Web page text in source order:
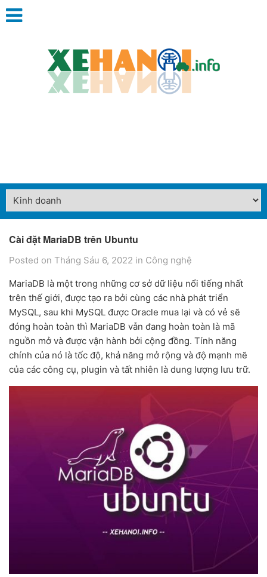
Cài đặt MariaDB trên Ubuntu
Posted on Tháng Sáu 6, 2022 in Công nghệ
MariaDB là một trong những cơ sở dữ liệu nổi tiếng nhất
trên thế giới, được tạo ra bởi cùng các nhà phát triển
MySQL, sau khi MySQL được Oracle mua lại và có vẻ sẽ
đóng hoàn toàn thì MariaDB vẫn đang hoàn toàn là mã
nguồn mở và được vận hành bởi cộng đồng. Tính năng
chính của nó là tốc độ, khả năng mở rộng và độ mạnh mẽ
của các công cụ, plugin và tất nhiên là dung lượng lưu trữ.